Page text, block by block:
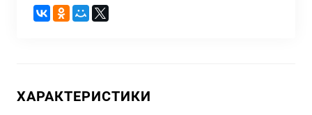
ХАРАКТЕРИСТИКИ